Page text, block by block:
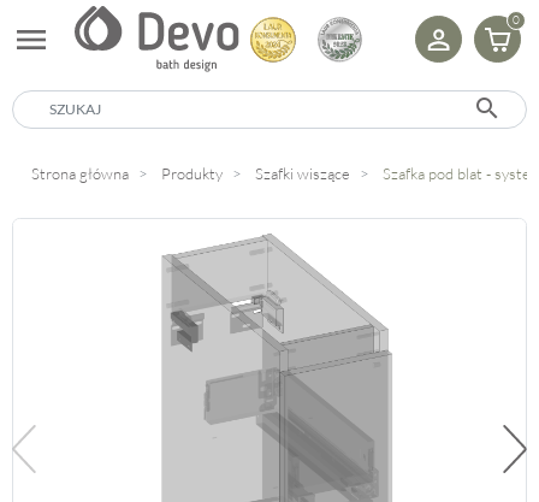
menu 0
search
Strona główna Produkty Szafki wiszące Szafka pod blat -
Poprzedni